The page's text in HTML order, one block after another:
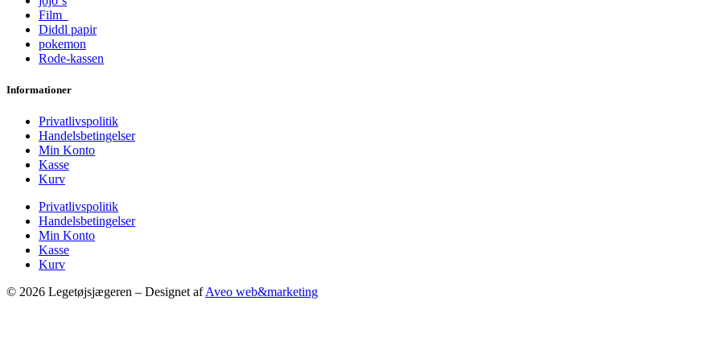
Film
Diddl papir
pokemon
Rode-kassen
Informationer
Privatlivspolitik
Handelsbetingelser
Min Konto
Kasse
Kurv
Privatlivspolitik
Handelsbetingelser
Min Konto
Kasse
Kurv
© 2026 Legetøjsjægeren – Designet afAveo web&marketing